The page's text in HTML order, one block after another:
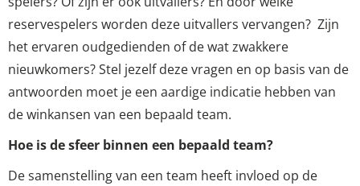
reservespelers worden deze uitvallers vervangen? Zijn
het ervaren oudgedienden of de wat zwakkere
nieuwkomers? Stel jezelf deze vragen en op basis van de
antwoorden moet je een aardige indicatie hebben van
de winkansen van een bepaald team.
Hoe is de sfeer binnen een bepaald team?
De samenstelling van een team heeft invloed op de